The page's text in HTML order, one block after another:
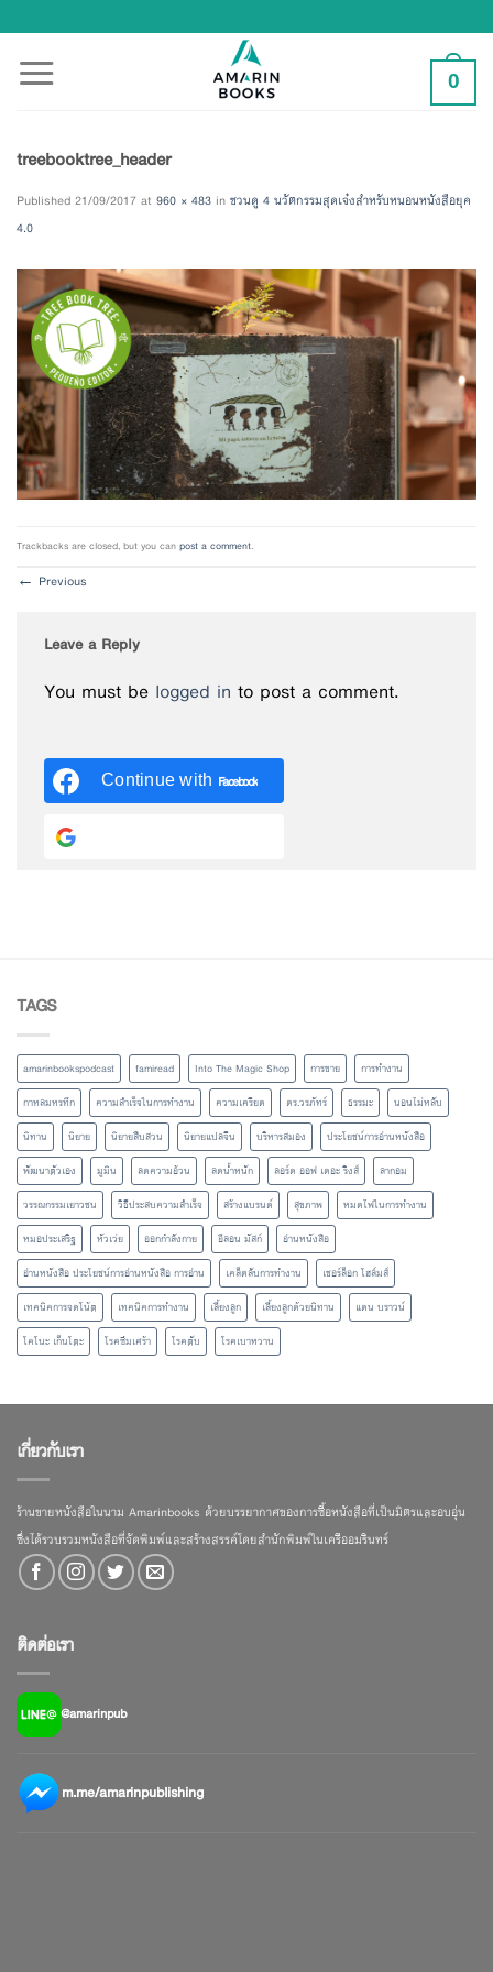
to
content
0
treebooktree_header
Published 21/09/2017 at 960 × 483 in ชวนดู 4 นวัตกรรมสุดเจ๋งสำหรับหนอนหนังสือยุค
4.0
Trackbacks are closed, but you canpost a comment.
← Previous
Leave a Reply
You must be logged in to post a comment.
Continue with Facebook
TAGS
amarinbookspodcast famiread Into The Magic Shop การขาย
การทำงาน
กาหลมหรทึก
ความสำเร็จในการทำงาน ความเครียด ดร.วรภัทร์ ธรรมะ
นอนไม่หลับ
นิทาน
นิยาย นิยายสืบสวน นิยายแปลจีน บริหารสมอง
ประโยชน์การอ่านหนังสือ
พัฒนาตัวเอง
มูมิน ลดความอ้วน ลดน้ำหนัก ลอร์ด ออฟ เดอะ ริงส์
ลากอม
วรรณกรรมเยาวชน
วิธีประสบความสำเร็จ สร้างแบรนด์ สุขภาพ
หมดไฟในการทำงาน
หมอประเสริฐ
หัวเว่ย ออกกำลังกาย อีลอน มัสก์
อ่านหนังสือ
อ่านหนังสือ ประโยชน์การอ่านหนังสือ การอ่าน
เคล็ดลับการทำงาน
เชอร์ล็อก โฮล์มส์
เทคนิคการจดโน้ต
เทคนิคการทำงาน เลี้ยงลูก เลี้ยงลูกด้วยนิทาน
แดน บราวน์
โคโนะ เก็นโตะ
โรคซึมเศร้า โรคตับ โรคเบาหวาน
เกี่ยวกับเรา
ร้านขายหนังสือในนาม Amarinbooks ด้วยบรรยากาศของการซื้อหนังสือที่เป็นมิตรและอบอุ่น
ซึ่งได้รวบรวมหนังสือที่จัดพิมพ์และสร้างสรรค์โดยสำนักพิมพ์ในเครืออมรินทร์
ติดต่อเรา
@amarinpub
m.me/amarinpublishing